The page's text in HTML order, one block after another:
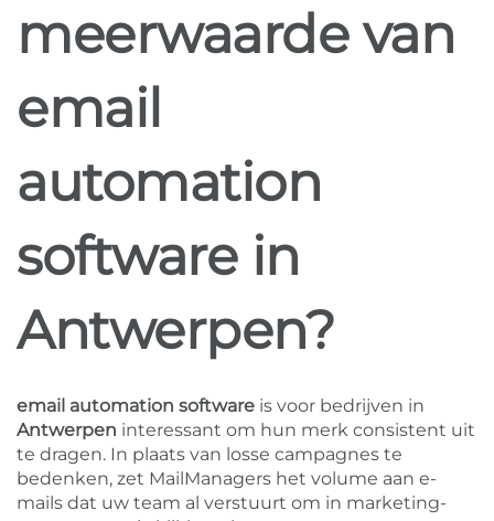
meerwaarde van
email
automation
software in
Antwerpen?
email automation software is voor bedrijven in
Antwerpen interessant om hun merk consistent uit
te dragen. In plaats van losse campagnes te
bedenken, zet MailManagers het volume aan e-
mails dat uw team al verstuurt om in marketing-